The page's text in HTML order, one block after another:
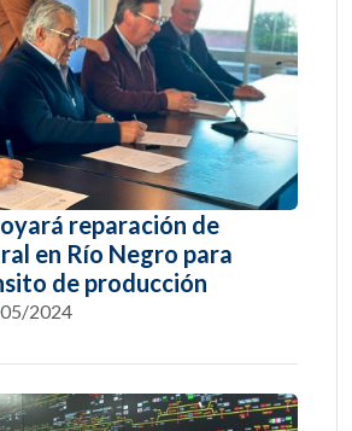
reparación de
en Río Negro para
de producción
2024